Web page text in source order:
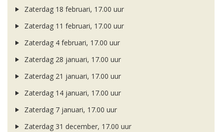
Zaterdag 18 februari, 17.00 uur
Zaterdag 11 februari, 17.00 uur
Zaterdag 4 februari, 17.00 uur
Zaterdag 28 januari, 17.00 uur
Zaterdag 21 januari, 17.00 uur
Zaterdag 14 januari, 17.00 uur
Zaterdag 7 januari, 17.00 uur
Zaterdag 31 december, 17.00 uur